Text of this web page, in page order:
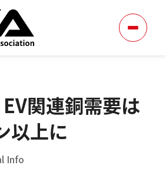
関連銅需要は
以上に
Info